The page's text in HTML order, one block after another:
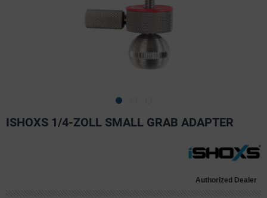
ISHOXS 1/4-ZOLL SMALL GRAB ADAPTER
Authorized Dealer